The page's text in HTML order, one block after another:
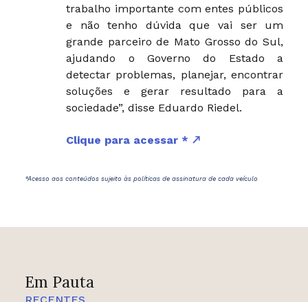
Em Pauta
RECENTES
trabalho importante com entes públicos
e não tenho dúvida que vai ser um
grande parceiro de Mato Grosso do Sul,
ajudando o Governo do Estado a
detectar problemas, planejar, encontrar
soluções e gerar resultado para a
sociedade”, disse Eduardo Riedel.
Clique para acessar *
*Acesso aos conteúdos sujeito às políticas de assinatura de cada veículo